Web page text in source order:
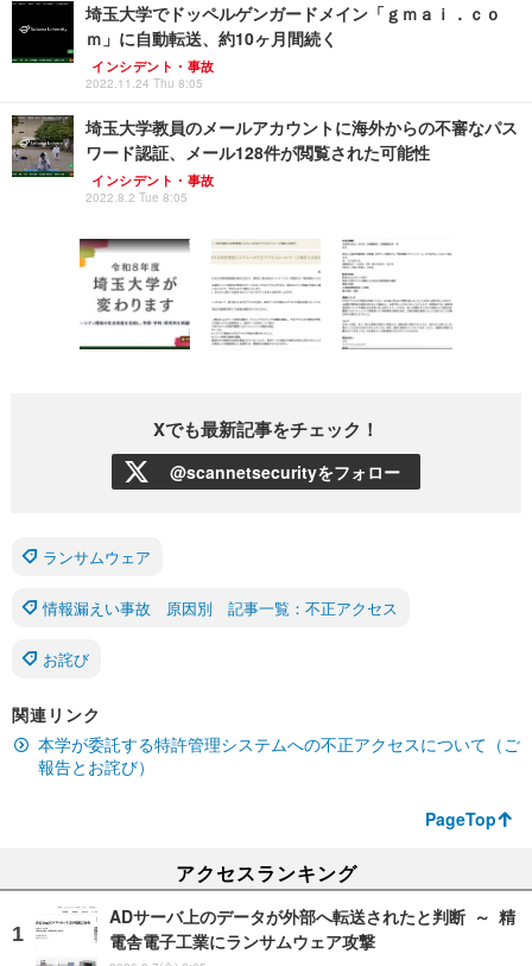
埼玉大学でドッペルゲンガードメイン「ｇｍａｉ．ｃｏ
ｍ」に自動転送、約10ヶ月間続く
インシデント・事故
2022.11.24 Thu 8:05
埼玉大学教員のメールアカウントに海外からの不審なパス
ワード認証、メール128件が閲覧された可能性
インシデント・事故
2022.8.2 Tue 8:05
Xでも最新記事をチェック！
@scannetsecurityをフォロー
ランサムウェア
情報漏えい事故 原因別 記事一覧：不正アクセス
お詫び
関連リンク
本学が委託する特許管理システムへの不正アクセスについて（ご
報告とお詫び）
PageTop
アクセスランキング
ADサーバ上のデータが外部へ転送されたと判断 ～ 精
電舎電子工業にランサムウェア攻撃